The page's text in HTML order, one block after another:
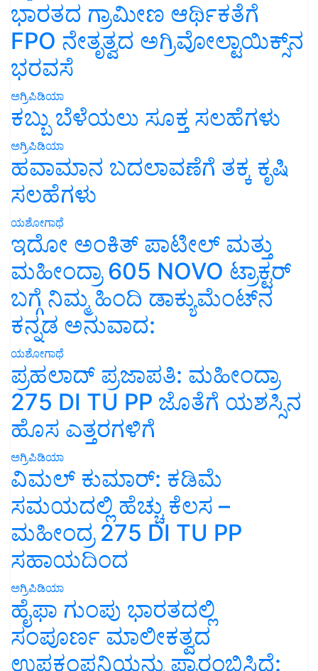
ಭಾರತದ ಗ್ರಾಮೀಣ ಆರ್ಥಿಕತೆಗೆ
FPO ನೇತೃತ್ವದ ಅಗ್ರಿವೋಲ್ಟಾಯಿಕ್ಸ್‌ನ
ಭರವಸೆ
ಅಗ್ರಿಪಿಡಿಯಾ
ಕಬ್ಬು ಬೆಳೆಯಲು ಸೂಕ್ತ ಸಲಹೆಗಳು
ಅಗ್ರಿಪಿಡಿಯಾ
ಹವಾಮಾನ ಬದಲಾವಣೆಗೆ ತಕ್ಕ ಕೃಷಿ
ಸಲಹೆಗಳು
ಯಶೋಗಾಥೆ
ಇದೋ ಅಂಕಿತ್ ಪಾಟೀಲ್ ಮತ್ತು
ಮಹೀಂದ್ರಾ 605 NOVO ಟ್ರಾಕ್ಟರ್
ಬಗ್ಗೆ ನಿಮ್ಮ ಹಿಂದಿ ಡಾಕ್ಯುಮೆಂಟ್‌ನ
ಕನ್ನಡ ಅನುವಾದ:
ಯಶೋಗಾಥೆ
ಪ್ರಹಲಾದ್ ಪ್ರಜಾಪತಿ: ಮಹೀಂದ್ರಾ
275 DI TU PP ಜೊತೆಗೆ ಯಶಸ್ಸಿನ
ಹೊಸ ಎತ್ತರಗಳಿಗೆ
ಅಗ್ರಿಪಿಡಿಯಾ
ವಿಮಲ್ ಕುಮಾರ್: ಕಡಿಮೆ
ಸಮಯದಲ್ಲಿ ಹೆಚ್ಚು ಕೆಲಸ –
ಮಹೀಂದ್ರ 275 DI TU PP
ಸಹಾಯದಿಂದ
ಅಗ್ರಿಪಿಡಿಯಾ
ಹೈಫಾ ಗುಂಪು ಭಾರತದಲ್ಲಿ
ಸಂಪೂರ್ಣ ಮಾಲೀಕತ್ವದ
ಉಪಕಂಪನಿಯನ್ನು ಪ್ರಾರಂಭಿಸಿದೆ: